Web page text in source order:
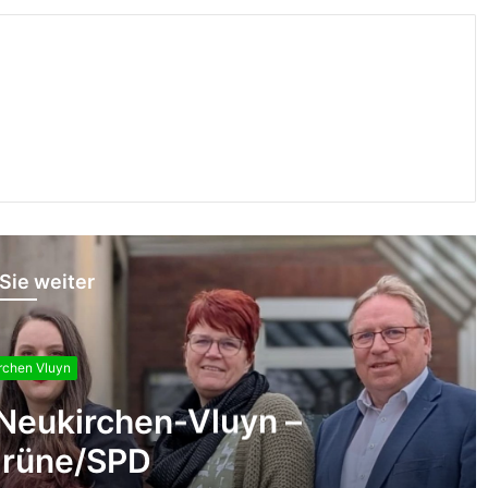
weiter
Vluyn
Auftakt